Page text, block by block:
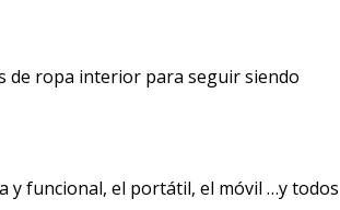
de ropa interior para seguir siendo
y funcional, el portátil, el móvil …y todos